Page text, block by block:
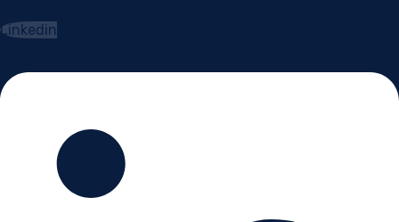
Linkedin